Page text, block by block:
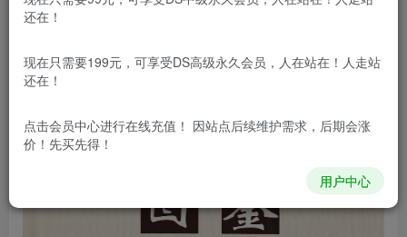
还在！
现在只需要199元，可享受DS高级永久会员，人在站在！人走站
还在！
点击会员中心进行在线充值！ 因站点后续维护需求，后期会涨
价！先买先得！
用户中心